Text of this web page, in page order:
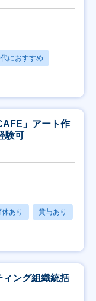
におすすめ
」アート作
験可
あり 賞与あり
ィング組織統括